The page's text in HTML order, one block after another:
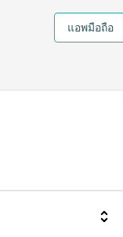
แอพมือถือ